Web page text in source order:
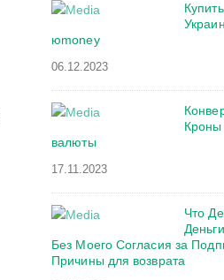
юmoney
06.12.2023
Кроны
валюты
17.11.2023
Что
Без Моего Согласия за
Причины для возврата